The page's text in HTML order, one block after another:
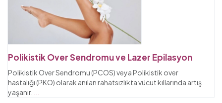
Polikistik Over Sendromu ve Lazer Epilasyon
Polikistik Over Sendromu (PCOS) veya Polikistik over
hastalığı (PKO) olarak anılan rahatsızlıkta vücut kıllarında artış
yaşanır.